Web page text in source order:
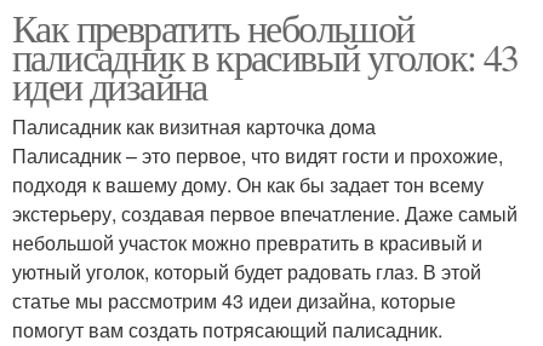
Как превратить небольшой
палисадник в красивый уголок: 43
идеи дизайна
Палисадник как визитная карточка дома
Палисадник – это первое, что видят гости и прохожие,
подходя к вашему дому. Он как бы задает тон всему
экстерьеру, создавая первое впечатление. Даже самый
небольшой участок можно превратить в красивый и
уютный уголок, который будет радовать глаз. В этой
статье мы рассмотрим 43 идеи дизайна, которые
помогут вам создать потрясающий палисадник.